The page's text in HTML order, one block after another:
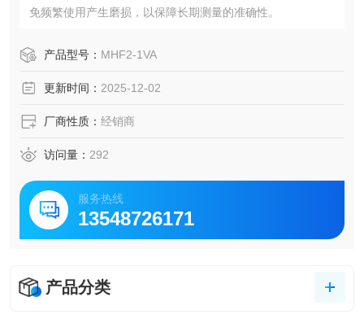
免频繁使用产生磨损，以保障长期测量的准确性。
产品型号： MHF2-1VA
更新时间： 2025-12-02
厂商性质： 经销商
访问量： 292
服务热线
13548726171
产品分类